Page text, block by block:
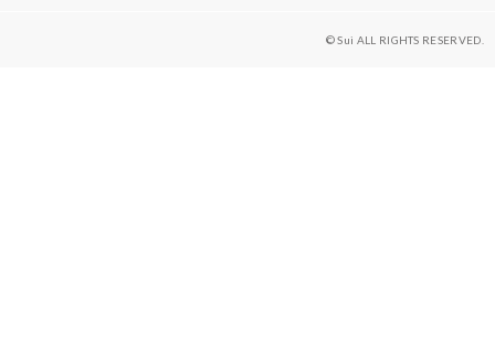
© Sui ALL RIGHTS RESERVED.